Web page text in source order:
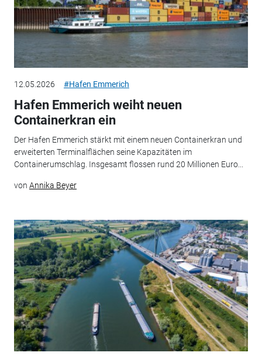
12.05.2026 #Hafen Emmerich
Hafen Emmerich weiht neuen
Containerkran ein
Der Hafen Emmerich stärkt mit einem neuen Containerkran und
erweiterten Terminalflächen seine Kapazitäten im
Containerumschlag. Insgesamt flossen rund 20 Millionen Euro...
von Annika Beyer